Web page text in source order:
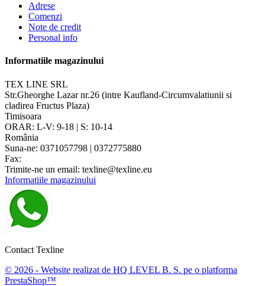
Adrese
Comenzi
Note de credit
Personal info
Informatiile magazinului
TEX LINE SRL
Str.Gheorghe Lazar nr.26 (intre Kaufland-Circumvalatiunii si
cladirea Fructus Plaza)
Timisoara
ORAR: L-V: 9-18 | S: 10-14
România
Suna-ne: 0371057798 | 0372775880
Fax:
Trimite-ne un email: texline@texline.eu
Informatiile magazinului
Contact Texline
© 2026 - Website realizat de HQ LEVEL B. S. pe o platforma
PrestaShop™